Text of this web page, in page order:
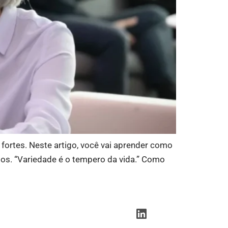
Neste artigo, você vai aprender como
“Variedade é o tempero da vida.” Como